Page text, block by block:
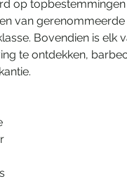
op
van
Bovendien is elk
te ontdekken,